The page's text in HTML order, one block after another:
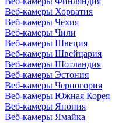
Веб-камеры Хорватия
Веб-камеры Чехия
Веб-камеры Чили
Веб-камеры Швеция
Веб-камеры Швейцария
Веб-камеры Шотландия
Веб-камеры Эстония
Веб-камеры Черногория
Веб-камеры Южная Корея
Веб-камеры Япония
Веб-камеры Ямайка